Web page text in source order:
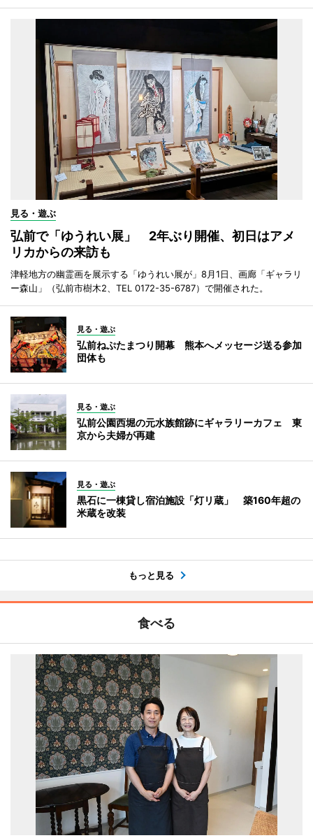
見る・遊ぶ
弘前で「ゆうれい展」 2年ぶり開催、初日はアメ
リカからの来訪も
津軽地方の幽霊画を展示する「ゆうれい展が」8月1日、画廊「ギャラリ
ー森山」（弘前市樹木2、TEL 0172-35-6787）で開催された。
見る・遊ぶ
弘前ねぷたまつり開幕 熊本へメッセージ送る参加
団体も
見る・遊ぶ
弘前公園西堀の元水族館跡にギャラリーカフェ 東
京から夫婦が再建
見る・遊ぶ
黒石に一棟貸し宿泊施設「灯リ蔵」 築160年超の
米蔵を改装
もっと見る
食べる